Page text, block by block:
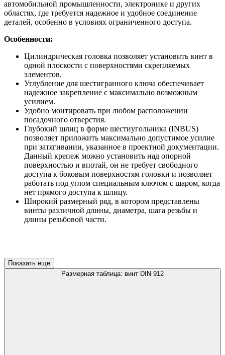
автомобильной промышленности, электронике и других
областях, где требуется надежное и удобное соединение
деталей, особенно в условиях ограниченного доступа.
Особенности:
Цилиндрическая головка позволяет установить винт в
одной плоскости с поверхностями скрепляемых
элементов.
Углубление для шестигранного ключа обеспечивает
надежное закрепление с максимально возможным
усилием.
Удобно монтировать при любом расположении
посадочного отверстия.
Глубокий шлиц в форме шестиугольника (INBUS)
позволяет приложить максимально допустимое усилие
при затягивании, указанное в проектной документации.
Данный крепеж можно установить над опорной
поверхностью и впотай, он не требует свободного
доступа к боковым поверхностям головки и позволяет
работать под углом специальным ключом с шаром, когда
нет прямого доступа к шлицу.
Широкий размерный ряд, в котором представлены
винты различной длины, диаметра, шага резьбы и
длины резьбовой части.
Показать еще
Размерная таблица: винт DIN 912